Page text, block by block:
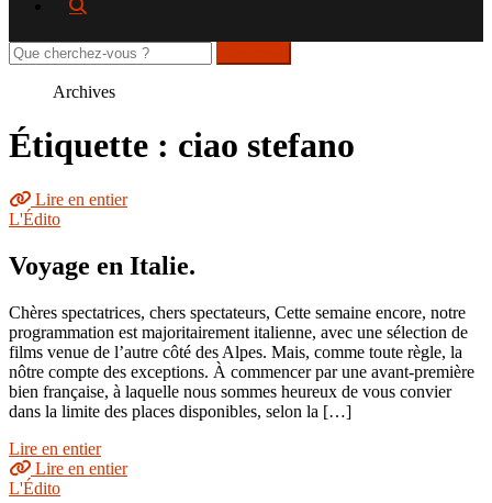
Rechercher
sur
Archives
Étiquette : ciao stefano
Lire en entier
L'Édito
Voyage en Italie.
Chères spectatrices, chers spectateurs, Cette semaine encore, notre
programmation est majoritairement italienne, avec une sélection de
films venue de l’autre côté des Alpes. Mais, comme toute règle, la
nôtre compte des exceptions. À commencer par une avant-première
bien française, à laquelle nous sommes heureux de vous convier
dans la limite des places disponibles, selon la […]
Lire en entier
Lire en entier
L'Édito